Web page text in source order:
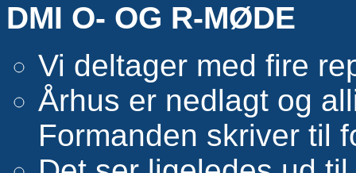
DMI O- OG R-MØDE
Vi deltager med fire
Århus er nedlagt og
Formanden skriver til